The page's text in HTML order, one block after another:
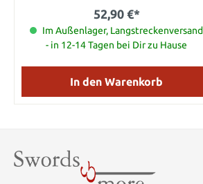
unterschiedlichsten Hölzern gefertigt. Da
er selbst ein großer Bewunderer dieser
Gehstöcke ist hat Cold Steel nun einen
Polypropylen. Details Gesamtlänge 93,98
cm Kopfgröße 6,98 cm Gewicht 708,4 g
Polypropylen
52,90 €*
Im Außenlager, Langstreckenversand
- in 12-14 Tagen bei Dir zu Hause
In den Warenkorb